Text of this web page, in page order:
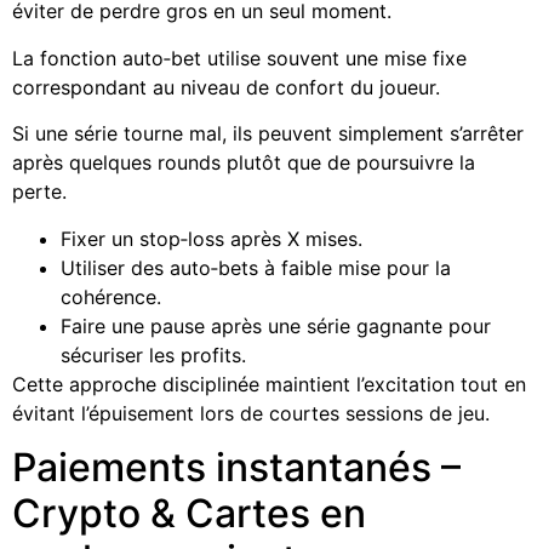
éviter de perdre gros en un seul moment.
La fonction auto‑bet utilise souvent une mise fixe
correspondant au niveau de confort du joueur.
Si une série tourne mal, ils peuvent simplement s’arrêter
après quelques rounds plutôt que de poursuivre la
perte.
Fixer un stop‑loss après X mises.
Utiliser des auto‑bets à faible mise pour la
cohérence.
Faire une pause après une série gagnante pour
sécuriser les profits.
Cette approche disciplinée maintient l’excitation tout en
évitant l’épuisement lors de courtes sessions de jeu.
Paiements instantanés –
Crypto & Cartes en